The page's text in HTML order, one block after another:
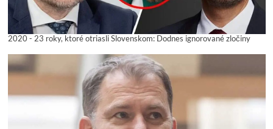
2020 - 23 roky, ktoré otriasli Slovenskom: Dodnes ignorované zločiny